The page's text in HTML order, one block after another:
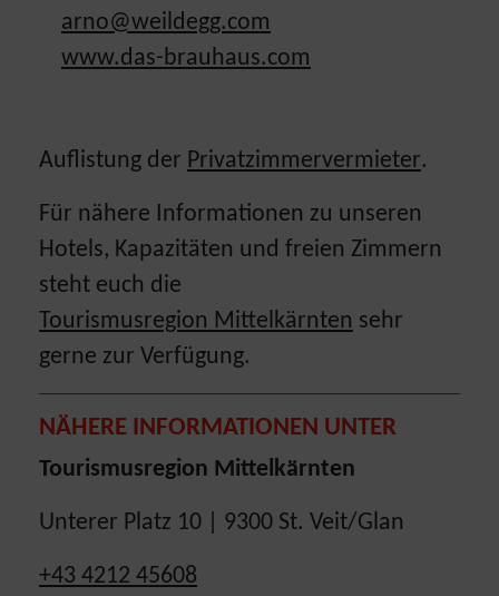
arno@weildegg.com
www.das-brauhaus.com
Auflistung der Privatzimmervermieter.
Für nähere Informationen zu unseren
Hotels, Kapazitäten und freien Zimmern
steht euch die
Tourismusregion Mittelkärnten sehr
gerne zur Verfügung.
NÄHERE INFORMATIONEN UNTER
Tourismusregion Mittelkärnten
Unterer Platz 10 | 9300 St. Veit/Glan
+43 4212 45608